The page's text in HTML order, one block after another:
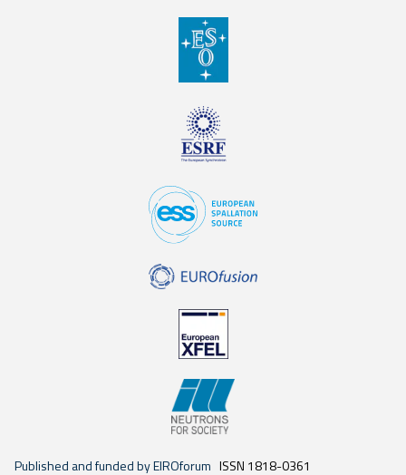
Published and funded by EIROforum ISSN 1818-0361